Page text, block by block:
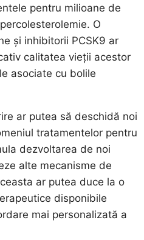
pentru milioane de
O
și inhibitorii PCSK9 ar
calitatea vieții acestor
asociate cu bolile
ar putea să deschidă noi
tratamentelor pentru
dezvoltarea de noi
alte mecanisme de
ar putea duce la o
disponibile
mai personalizată a